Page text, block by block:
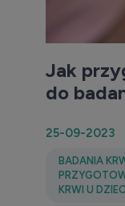
Jak
do
25-09-2023
BADANIA
KRWI U DZIECI